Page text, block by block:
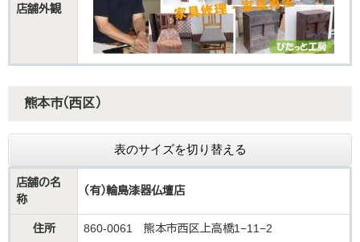
店舗外観
熊本市（西区）
表のサイズを切り替える
店舗の名
称
（有）輪島漆器仏壇店
住所 860-0061 熊本市西区上高橋1−11−2